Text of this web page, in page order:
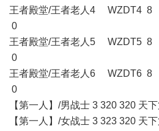
王者殿堂/王者老人4 WZDT4
0
王者殿堂/王者老人5 WZDT5
0
王者殿堂/王者老人6 WZDT6
0
【第一人】/男战士 3 320 320 天
【第一人】/女战士 3 323 320 天